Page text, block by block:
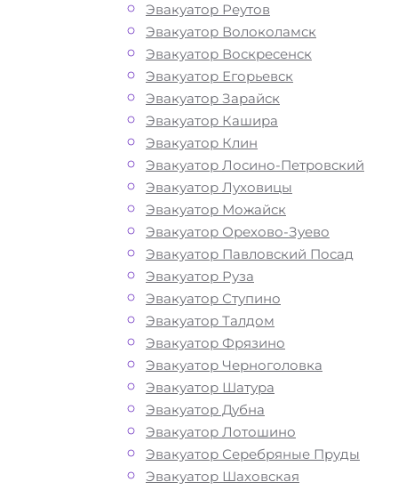
Эвакуатор Реутов
Эвакуатор Волоколамск
Эвакуатор Воскресенск
Эвакуатор Егорьевск
Эвакуатор Зарайск
Эвакуатор Кашира
Эвакуатор Клин
Эвакуатор Лосино-Петровский
Эвакуатор Луховицы
Эвакуатор Можайск
Эвакуатор Орехово-Зуево
Эвакуатор Павловский Посад
Эвакуатор Руза
Эвакуатор Ступино
Эвакуатор Талдом
Эвакуатор Фрязино
Эвакуатор Черноголовка
Эвакуатор Шатура
Эвакуатор Дубна
Эвакуатор Лотошино
Эвакуатор Серебряные Пруды
Эвакуатор Шаховская
Как перевезти
авто в районе
Марфино
Перевозка автомобиля по району
в СВАО эвакуатором «МОБИ» дешево,
круглосуточно и срочно – это
быстро и без лишних затрат решить
возникшие на дороге проблемы с
автомобилем. Мы рады предложить
свои услуги по вызову
Звоните по телефону — у нас вы
все, что нужно для оперативной и
безопасной эвакуации вашего авто:
доступные цены, круглосуточную
профессиональных водителей с